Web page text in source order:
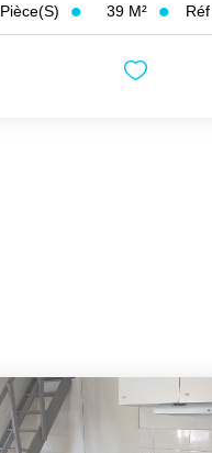
Pièce(s) 39 M²